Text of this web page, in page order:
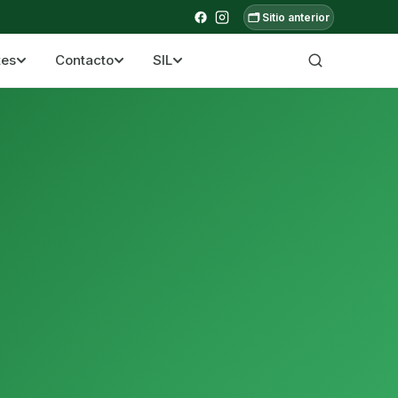
🗂️ Sitio anterior
Contacto SIL